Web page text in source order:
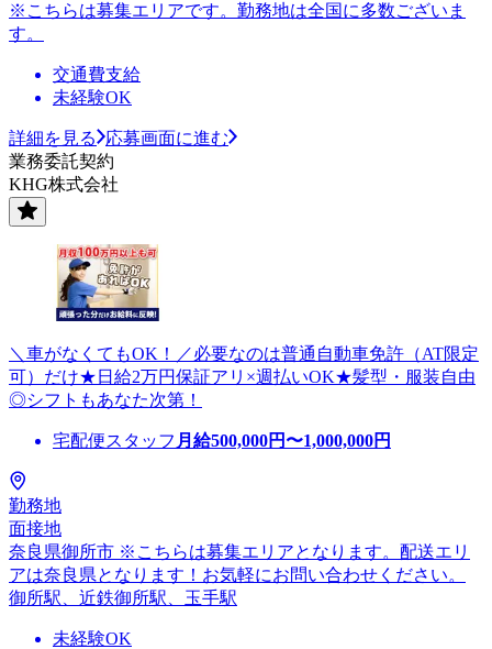
※こちらは募集エリアです。勤務地は全国に多数ございま
す。
交通費支給
未経験OK
詳細を見る
応募画面に進む
業務委託契約
KHG株式会社
＼車がなくてもOK！／必要なのは普通自動車免許（AT限定
可）だけ★日給2万円保証アリ×週払いOK★髪型・服装自由
◎シフトもあなた次第！
宅配便スタッフ 月給500,000円〜1,000,000円
勤務地
面接地
奈良県御所市 ※こちらは募集エリアとなります。配送エリ
アは奈良県となります！お気軽にお問い合わせください。
御所駅、近鉄御所駅、玉手駅
未経験OK